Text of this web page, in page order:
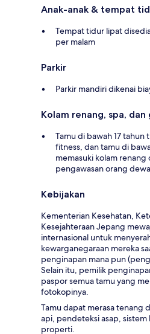
Anak-anak & tempat
Tempat tidur lipat
per malam
Parkir
Parkir mandiri dikenai
Kolam renang, spa,
Tamu di bawah 17 tahun
fitness, dan tamu di
memasuki kolam
pengawasan orang
Kebijakan
Kementerian Kesehatan,
Kesejahteraan Jepang
internasional untuk
kewarganegaraan mereka
penginapan mana pun
Selain itu, pemilik
paspor semua tamu yang
fotokopinya.
Tamu dapat merasa tenang
api, pendeteksi asap, sistem
properti.